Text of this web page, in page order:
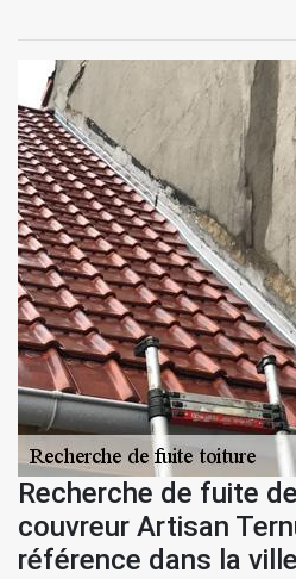
Recherche de fuite
couvreur Artisan
référence dans la